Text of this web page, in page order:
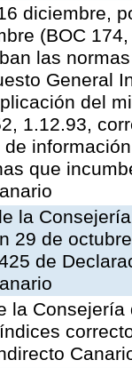
diciembre,
(BOC
las
General
del
1.12.93,
que
la
29 de
de
la